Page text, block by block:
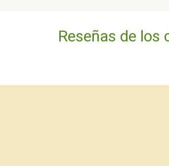
Reseñas de los